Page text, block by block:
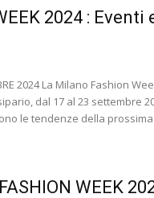
2024 : Eventi
2024 La Milano Fashion
dal 17 al 23 settembre
le tendenze della
WEEK